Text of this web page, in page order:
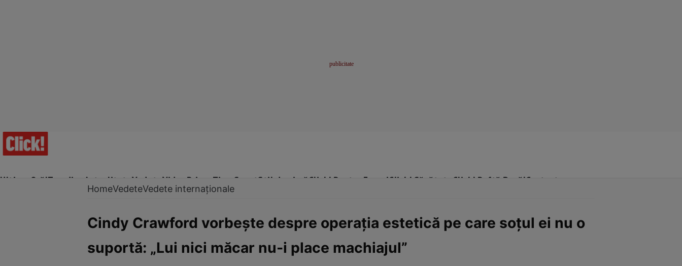
Ultima Oră!Trending Actualitate Vedete Video Prime Time SportStil de viațăClick! Pentru FemeiClick! Sănătate Click! Poftă Bună!Contact
Vedete internaționaleVedete româneștiInterviurile Click!Paparazzii Click!
HomeVedeteVedete internaționale
Cindy Crawford vorbește despre operația estetică pe care soțul ei nu o
suportă: „Lui nici măcar nu-i place machiajul”